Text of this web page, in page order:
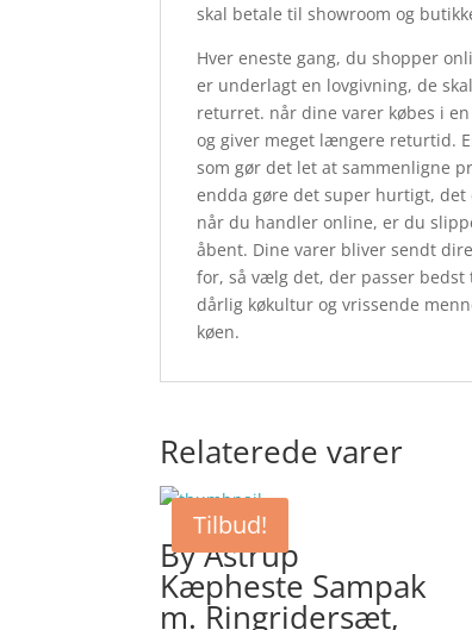
skal betale til showroom og
Hver eneste gang, du shopper
er underlagt en lovgivning, de
returret. når dine varer købes i
og giver meget længere returtid.
som gør det let at sammenligne
endda gøre det super hurtigt,
når du handler online, er du
åbent. Dine varer bliver sendt
for, så vælg det, der passer bedst
dårlig køkultur og vrissende
køen.
Relaterede varer
Tilbud!
By Astrup
Kæpheste Sampak
m. Ringridersæt,